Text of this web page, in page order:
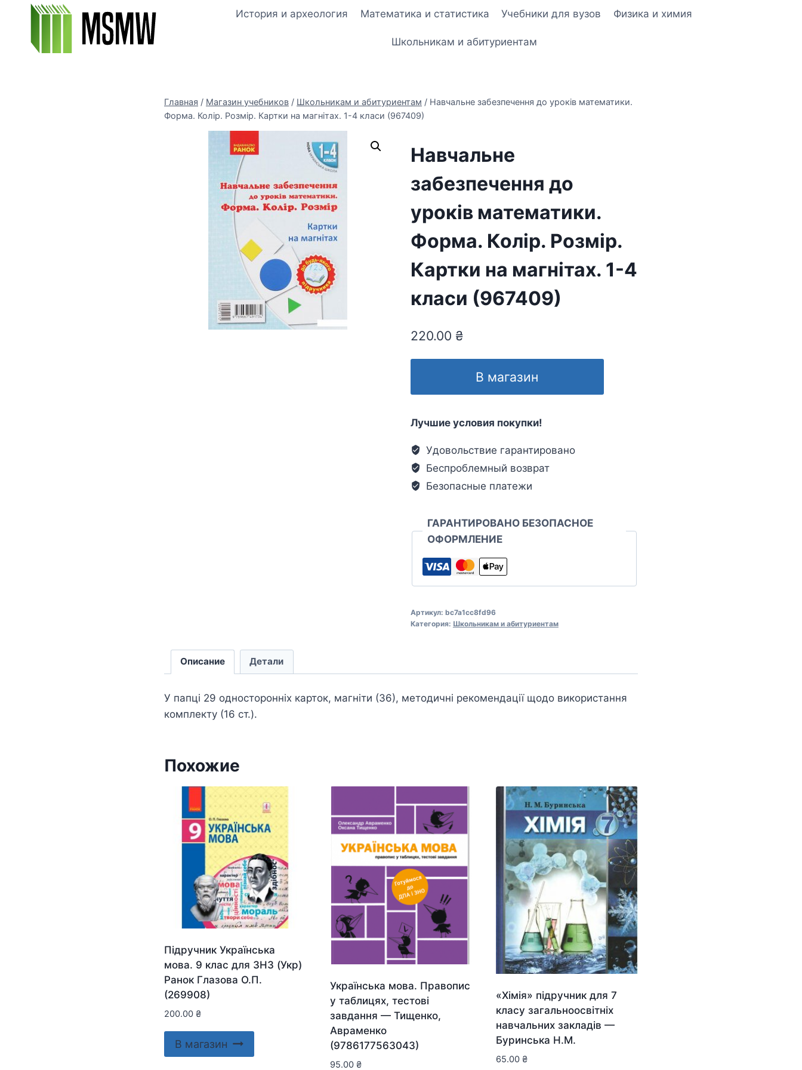
Перейти
содержимому
История и археология Математика и статистика Учебники для вузов Физика и химия
Школьникам и абитуриентам
Главная / Магазин учебников / Школьникам и абитуриентам / Навчальне забезпечення до уроків математики.
Форма. Колір. Розмір. Картки на магнітах. 1-4 класи (967409)
Навчальне
забезпечення до
уроків математики.
Форма. Колір. Розмір.
Картки на магнітах. 1-4
класи (967409)
220.00 ₴
В магазин
Лучшие условия покупки!
Удовольствие гарантировано
Беспроблемный возврат
Безопасные платежи
ГАРАНТИРОВАНО БЕЗОПАСНОЕ
ОФОРМЛЕНИЕ
Артикул: bc7a1cc8fd96
Категория: Школьникам и абитуриентам
Описание Детали
У папці 29 односторонніх карток, магніти (36), методичні рекомендації щодо використання
комплекту (16 ст.).
Похожие
Підручник Українська
мова. 9 клас для ЗНЗ (Укр)
Ранок Глазова О.П.
(269908)
200.00 ₴
В магазин
Українська мова. Правопис
у таблицях, тестові
завдання — Тищенко,
Авраменко
(9786177563043)
95.00 ₴
«Хімія» підручник для 7
класу загальноосвітніх
навчальних закладів —
Буринська Н.М.
65.00 ₴